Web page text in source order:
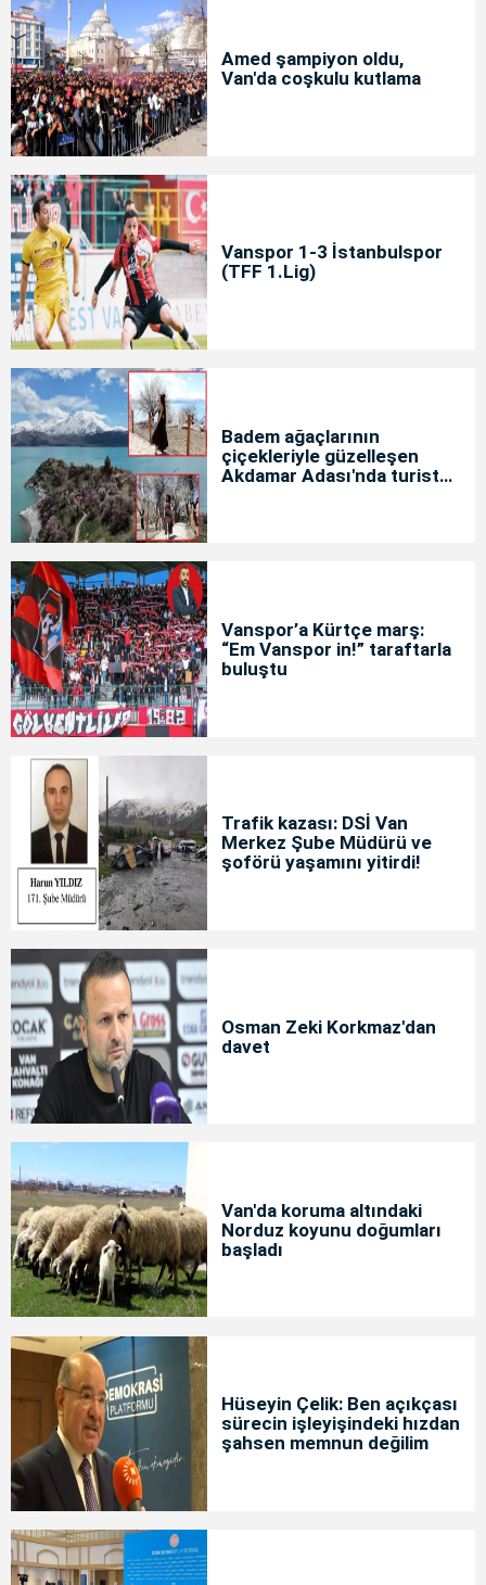
Amed şampiyon oldu,
Van'da coşkulu kutlama
Vanspor 1-3 İstanbulspor
(TFF 1.Lig)
Badem ağaçlarının
çiçekleriyle güzelleşen
Akdamar Adası'nda turist
Vanspor’a Kürtçe marş:
“Em Vanspor in!” taraftarla
buluştu
Trafik kazası: DSİ Van
Merkez Şube Müdürü ve
şoförü yaşamını yitirdi!
Osman Zeki Korkmaz'dan
davet
Van'da koruma altındaki
Norduz koyunu doğumları
başladı
Hüseyin Çelik: Ben açıkçası
sürecin işleyişindeki hızdan
şahsen memnun değilim